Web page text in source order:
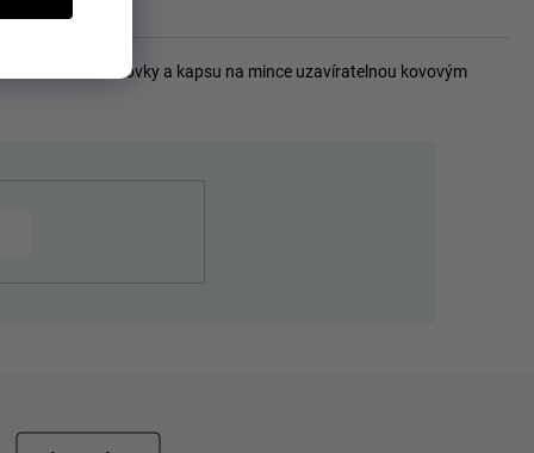
na bankovky a kapsu na mince uzavíratelnou kovovým